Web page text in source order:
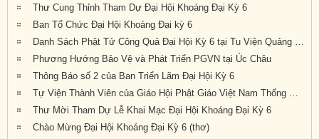
Thư Cung Thỉnh Tham Dự Đại Hội Khoáng Đại Kỳ 6
Ban Tổ Chức Đại Hội Khoáng Đại kỳ 6
Danh Sách Phật Tử Công Quả Đại Hội Kỳ 6 tại Tu Viện Quảng Đức
Phương Hướng Bảo Vệ và Phát Triển PGVN tại Úc Châu
Thông Báo số 2 của Ban Triển Lãm Đại Hội Kỳ 6
Tự Viện Thành Viên của Giáo Hội Phật Giáo Việt Nam Thống Nhất Hải Ngoại tại Úc Đại Lợi- Tân Tây Lan.
Thư Mời Tham Dự Lễ Khai Mạc Đại Hội Khoáng Đại Kỳ 6
Chào Mừng Đại Hội Khoáng Đại Kỳ 6 (thơ)